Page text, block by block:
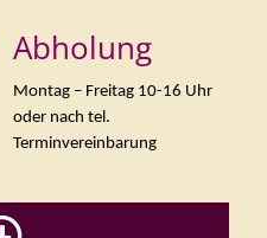
Abholung
Montag – Freitag 10-16 Uhr
oder nach tel.
Terminvereinbarung